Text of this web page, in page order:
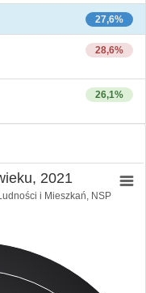
27,6%
28,6%
26,1%
2021
i Mieszkań, NSP